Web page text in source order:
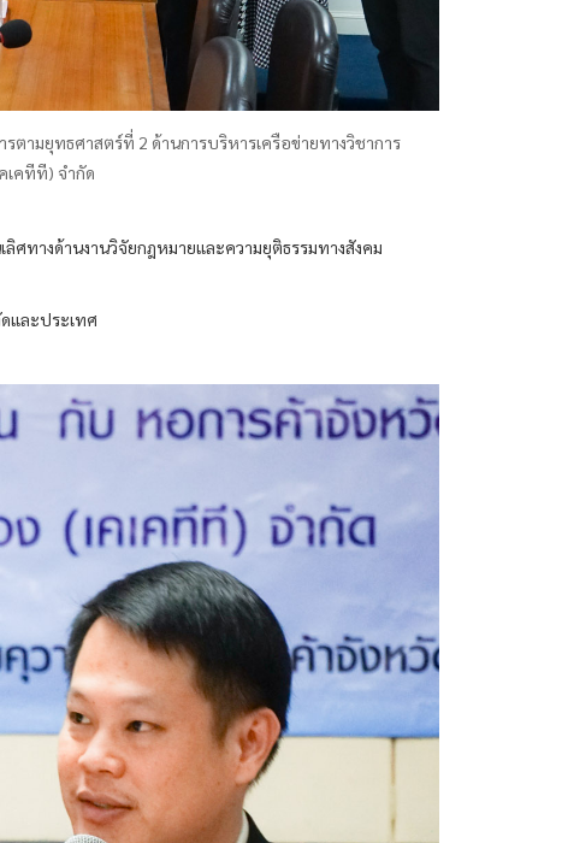
ามยุทธศาสตร์ที่ 2 ด้านการบริหารเครือข่ายทางวิชาการ
เคทีที) จำกัด
ศทางด้านงานวิจัยกฎหมายและความยุติธรรมทางสังคม
และประเทศ